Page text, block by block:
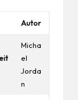
Autor
Micha
el
Jorda
n